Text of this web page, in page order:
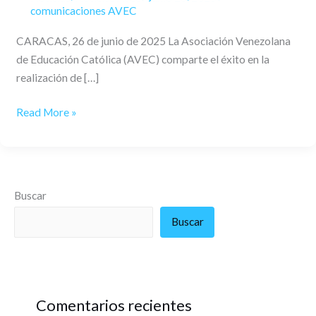
comunicaciones AVEC
CARACAS, 26 de junio de 2025 La Asociación Venezolana
de Educación Católica (AVEC) comparte el éxito en la
realización de […]
Read More »
Buscar
Buscar
Comentarios recientes